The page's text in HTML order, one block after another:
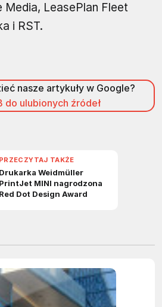
LeasePlan Fleet
i RST.
nasze artykuły w Google?
do ulubionych źródeł